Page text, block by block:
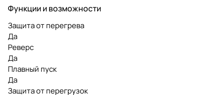
Функции и возможности
Защита от перегрева
Да
Реверс
Да
Плавный пуск
Да
Защита от перегрузок